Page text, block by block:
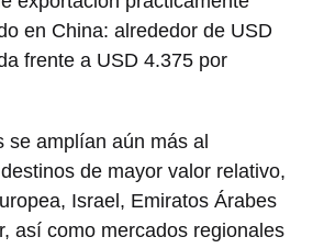
en China: alrededor de USD
frente a USD 4.375 por
se amplían aún más al
de mayor valor relativo,
Israel, Emiratos Árabes
así como mercados regionales